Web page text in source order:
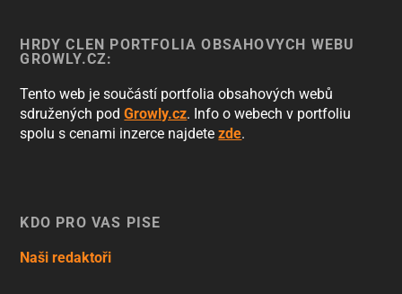
HRDÝ ČLEN PORTFOLIA OBSAHOVÝCH WEBŮ
GROWLY.CZ:
Tento web je součástí portfolia obsahových webů
sdružených podGrowly.cz. Info o webech v portfoliu
spolu s cenami inzerce najdetezde.
KDO PRO VÁS PÍŠE
Naši redaktoři